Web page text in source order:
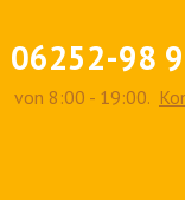
06252-98
von 8:00 - 19:00.